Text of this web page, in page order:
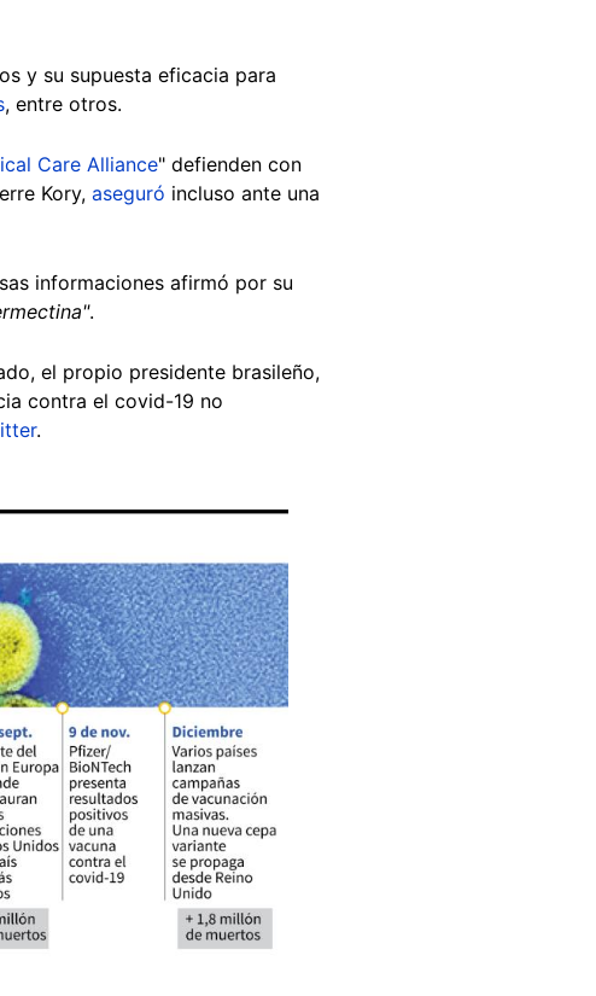
y su supuesta eficacia para
, entre otros.
Care Alliance" defienden con
Kory, aseguró incluso ante una
informaciones afirmó por su
.
el propio presidente brasileño,
contra el covid-19 no
.